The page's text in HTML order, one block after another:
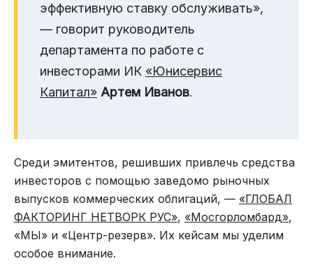
эффективную ставку обслуживать»,
— говорит руководитель
департамента по работе с
инвесторами ИК «Юнисервис
Капитал» Артем Иванов.
Среди эмитентов, решивших привлечь средства
инвесторов с помощью заведомо рыночных
выпусков коммерческих облигаций, — «ГЛОБАЛ
ФАКТОРИНГ НЕТВОРК РУС», «Мосгорломбард»,
«МЫ» и «Центр-резерв». Их кейсам мы уделим
особое внимание.